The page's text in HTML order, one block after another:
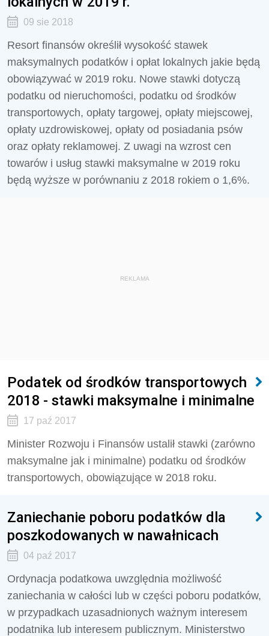
09 sie 2018
Resort finansów określił wysokość stawek
maksymalnych podatków i opłat lokalnych jakie będą
obowiązywać w 2019 roku. Nowe stawki dotyczą
podatku od nieruchomości, podatku od środków
transportowych, opłaty targowej, opłaty miejscowej,
opłaty uzdrowiskowej, opłaty od posiadania psów
oraz opłaty reklamowej. Z uwagi na wzrost cen
towarów i usług stawki maksymalne w 2019 roku
będą wyższe w porównaniu z 2018 rokiem o 1,6%.
REKLAMA
Podatek od środków transportowych
2018 - stawki maksymalne i minimalne
17 paź 2017
Minister Rozwoju i Finansów ustalił stawki (zarówno
maksymalne jak i minimalne) podatku od środków
transportowych, obowiązujące w 2018 roku.
Zaniechanie poboru podatków dla
poszkodowanych w nawałnicach
04 paź 2017
Ordynacja podatkowa uwzględnia możliwość
zaniechania w całości lub w części poboru podatków,
w przypadkach uzasadnionych ważnym interesem
podatnika lub interesem publicznym. Ministerstwo